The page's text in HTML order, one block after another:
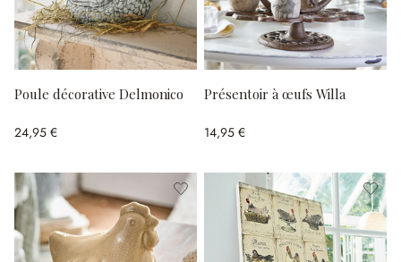
Poule décorative Delmonico
24,95 €
Présentoir à œufs Willa
14,95 €